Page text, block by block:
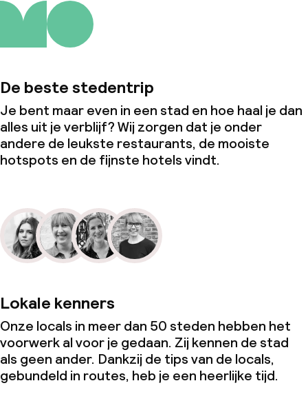
De beste stedentrip
Je bent maar even in een stad en hoe haal je dan
alles uit je verblijf? Wij zorgen dat je onder
andere de leukste restaurants, de mooiste
hotspots en de fijnste hotels vindt.
Lokale kenners
Onze locals in meer dan 50 steden hebben het
voorwerk al voor je gedaan. Zij kennen de stad
als geen ander. Dankzij de tips van de locals,
gebundeld in routes, heb je een heerlijke tijd.